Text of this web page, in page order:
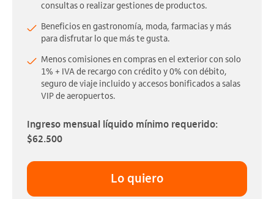
consultas o realizar gestiones de productos.
Beneficios en gastronomía, moda, farmacias y más
para disfrutar lo que más te gusta.
Menos comisiones en compras en el exterior con solo
1% + IVA de recargo con crédito y 0% con débito,
seguro de viaje incluido y accesos bonificados a salas
VIP de aeropuertos.
Ingreso mensual líquido mínimo requerido:
$62.500
Lo quiero